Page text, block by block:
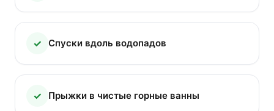
Спуски вдоль водопадов
Прыжки в чистые горные ванны